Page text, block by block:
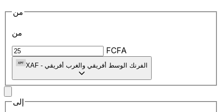
من
من
FCFA
XAF - الفرنك الوسط أفريقي والغرب أفريقي
إلى